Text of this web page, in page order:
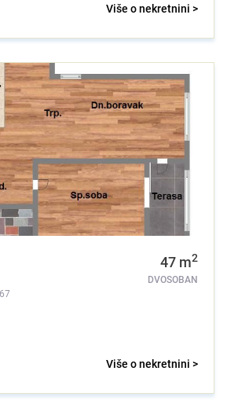
Više o nekretnini >
47 m2
DVOSOBAN
Više o nekretnini >